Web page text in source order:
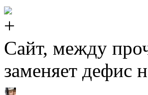
Сайт, между
заменяет дефис